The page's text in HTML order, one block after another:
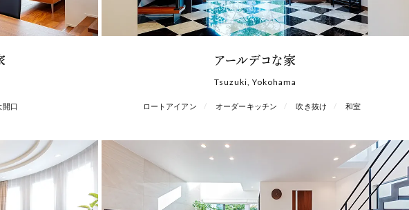
開口
アールデコな家
Tsuzuki, Yokohama
ロートアイアン オーダーキッチン 吹き抜け 和室